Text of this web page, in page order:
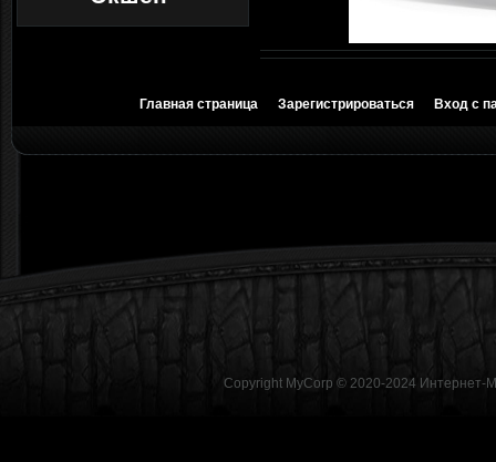
Главная страница Зарегистрироваться Вход с
Copyright MyCorp © 2020-2024 Интернет-